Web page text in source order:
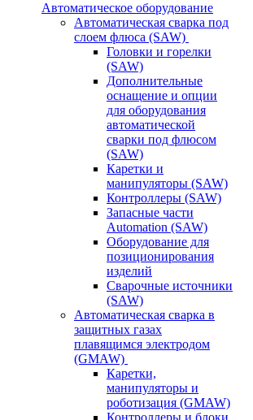
Автоматическое оборудование
Автоматическая сварка под
слоем флюса (SAW)
Головки и горелки
(SAW)
Дополнительные
оснащение и опции
для оборудования
автоматической
сварки под флюсом
(SAW)
Каретки и
манипуляторы (SAW)
Контроллеры (SAW)
Запасные части
Automation (SAW)
Оборудование для
позиционирования
изделий
Сварочные источники
(SAW)
Автоматическая сварка в
защитных газах
плавящимся электродом
(GMAW)
Каретки,
манипуляторы и
роботизация (GMAW)
Контроллеры и блоки